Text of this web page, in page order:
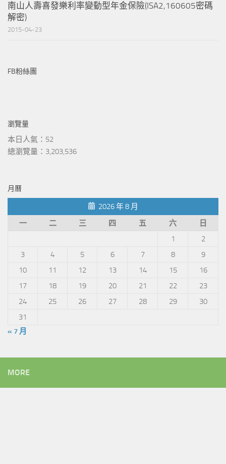
南山人壽喜發樂利率變動型年金保險(ISA2,160605密碼
解密)
2015-04-23
FB粉絲團
瀏覽量
本日人氣：52
總瀏覽量：3,203,536
月曆
2026 年 8 月
一
二 三 四 五 六
日
1
2
3
4 5 6 7 8
9
10
11 12 13 14 15
16
17
18 19 20 21 22
23
24
25 26 27 28 29
30
31
« 7 月
MORE